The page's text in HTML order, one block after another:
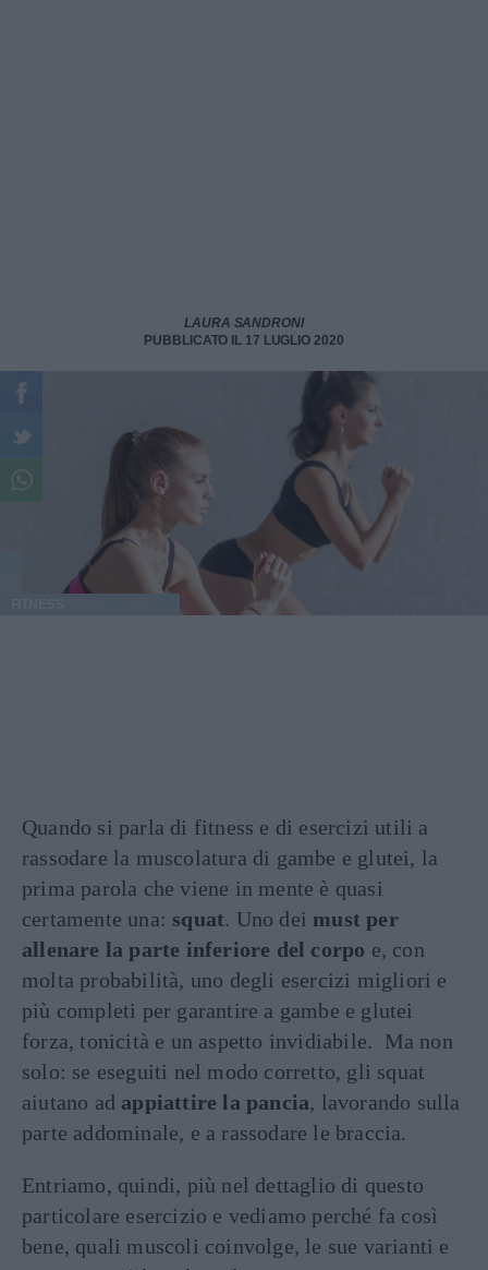
LAURA SANDRONI
PUBBLICATO IL 17 LUGLIO 2020
Quando si parla di fitness e di esercizi utili a
rassodare la muscolatura di gambe e glutei, la
prima parola che viene in mente è quasi
certamente una: squat. Uno dei must per
allenare la parte inferiore del corpo e, con
molta probabilità, uno degli esercizi migliori e
più completi per garantire a gambe e glutei
forza, tonicità e un aspetto invidiabile. Ma non
solo: se eseguiti nel modo corretto, gli squat
aiutano ad appiattire la pancia, lavorando sulla
parte addominale, e a rassodare le braccia.
Entriamo, quindi, più nel dettaglio di questo
particolare esercizio e vediamo perché fa così
bene, quali muscoli coinvolge, le sue varianti e